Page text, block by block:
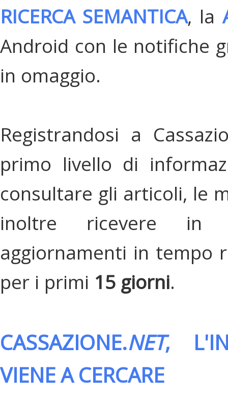
RICERCA SEMANTICA, la
Android con le notifiche
in omaggio.
Registrandosi a
primo livello di
consultare gli articoli, le
inoltre ricevere in
aggiornamenti in tempo
per i primi 15 giorni.
CASSAZIONE.NET,
VIENE A CERCARE